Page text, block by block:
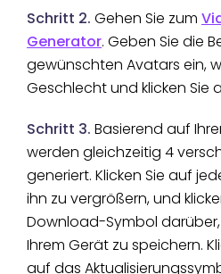
Schritt 2. Gehen Sie zum
Generator. Geben Sie die
gewünschten Avatars ein,
Geschlecht und klicken Sie
Schritt 3. Basierend auf
werden gleichzeitig 4
generiert. Klicken Sie auf
ihn zu vergrößern, und
Download-Symbol
Ihrem Gerät zu speichern.
auf das